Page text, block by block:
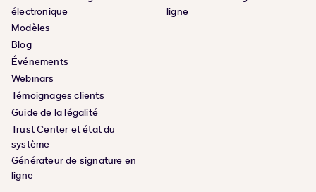
électronique
Modèles
Blog
Événements
Webinars
Témoignages clients
Guide de la légalité
Trust Center et état du
système
Générateur de signature en
ligne
ligne